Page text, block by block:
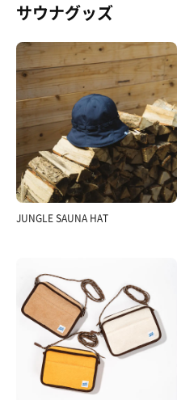
サウナグッズ
JUNGLE SAUNA HAT